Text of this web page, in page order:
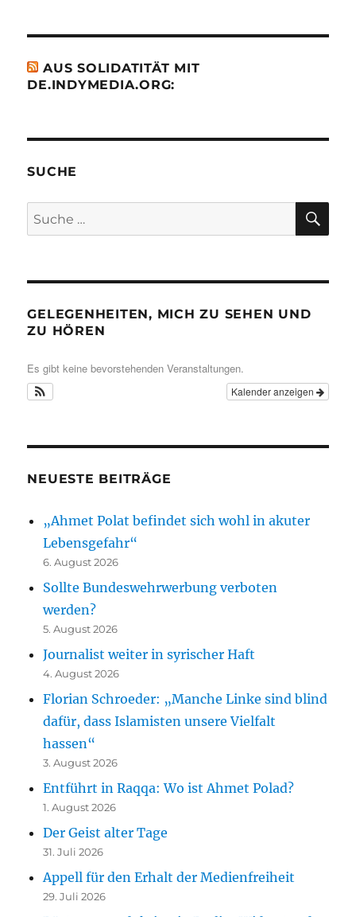
AUS SOLIDATITÄT MIT
DE.INDYMEDIA.ORG:
SUCHE
Suche
nach:
GELEGENHEITEN, MICH ZU SEHEN UND
ZU HÖREN
Es gibt keine bevorstehenden Veranstaltungen.
Kalender anzeigen
NEUESTE BEITRÄGE
„Ahmet Polat befindet sich wohl in akuter
Lebensgefahr“
6. August 2026
Sollte Bundeswehrwerbung verboten
werden?
5. August 2026
Journalist weiter in syrischer Haft
4. August 2026
Florian Schroeder: „Manche Linke sind blind
dafür, dass Islamisten unsere Vielfalt
hassen“
3. August 2026
Entführt in Raqqa: Wo ist Ahmet Polad?
1. August 2026
Der Geist alter Tage
31. Juli 2026
Appell für den Erhalt der Medienfreiheit
29. Juli 2026